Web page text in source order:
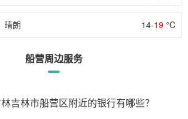
晴朗 14-19 °C
船营周边服务
吉林市船营区附近的银行有哪些？